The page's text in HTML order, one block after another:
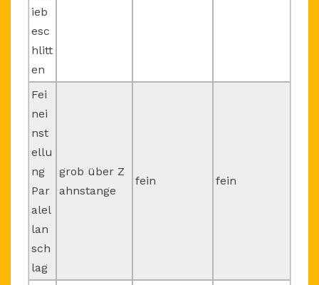
ieb
esc
hlitt
en
Fei
nei
nst
ellu
ng
Par
alel
lan
sch
lag
grob über Z
ahnstange
fein fein